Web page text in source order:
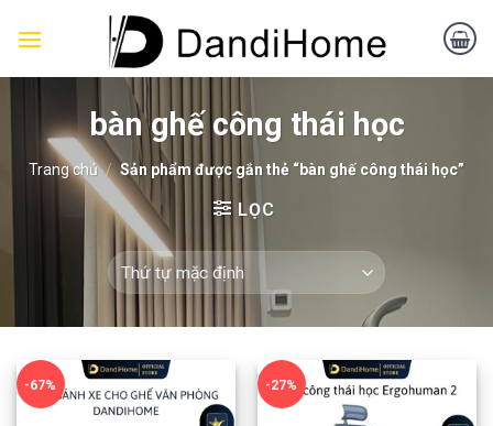
bàn ghế công thái học
Trang chủ / Sản phẩm được gắn thẻ “bàn ghế công thái học”
LỌC
-67% -27%